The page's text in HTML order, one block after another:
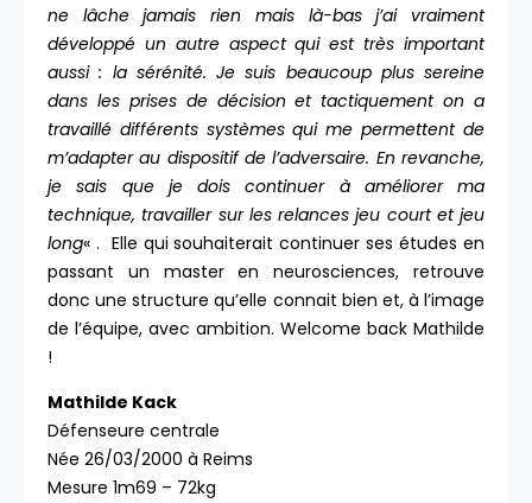
ne lâche jamais rien mais là-bas j’ai vraiment
développé un autre aspect qui est très important
aussi : la sérénité. Je suis beaucoup plus sereine
dans les prises de décision et tactiquement on a
travaillé différents systèmes qui me permettent de
m’adapter au dispositif de l’adversaire. En revanche,
je sais que je dois continuer à améliorer ma
technique, travailler sur les relances jeu court et jeu
long« . Elle qui souhaiterait continuer ses études en
passant un master en neurosciences, retrouve
donc une structure qu’elle connait bien et, à l’image
de l’équipe, avec ambition. Welcome back Mathilde
!
Mathilde Kack
Défenseure centrale
Née 26/03/2000 à Reims
Mesure 1m69 – 72kg